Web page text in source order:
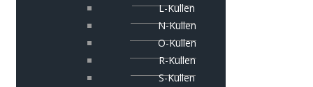
L-Kullen
N-Kullen
O-Kullen
R-Kullen
S-Kullen